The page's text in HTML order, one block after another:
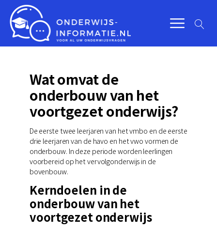
Wat omvat de
onderbouw van het
voortgezet onderwijs?
De eerste twee leerjaren van het vmbo en de eerste
drie leerjaren van de havo en het vwo vormen de
onderbouw. In deze periode worden leerlingen
voorbereid op het vervolgonderwijs in de
bovenbouw.
Kerndoelen in de
onderbouw van het
voortgezet onderwijs